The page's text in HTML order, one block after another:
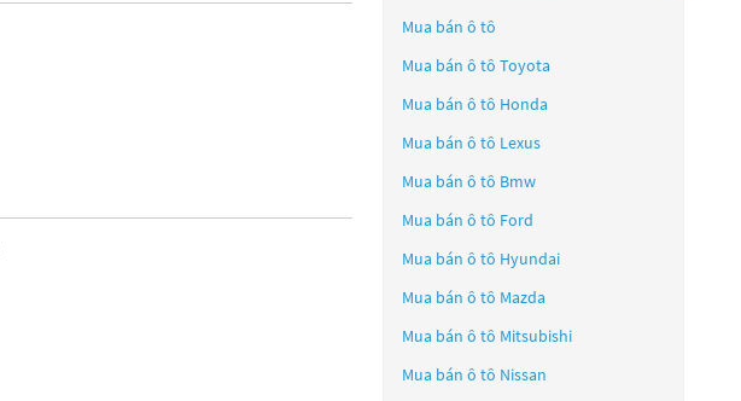
Mua bán ô tô
Mua bán ô tô Toyota
Mua bán ô tô Honda
Mua bán ô tô Lexus
Mua bán ô tô Bmw
Mua bán ô tô Ford
Mua bán ô tô Hyundai
Mua bán ô tô Mazda
Mua bán ô tô Mitsubishi
Mua bán ô tô Nissan